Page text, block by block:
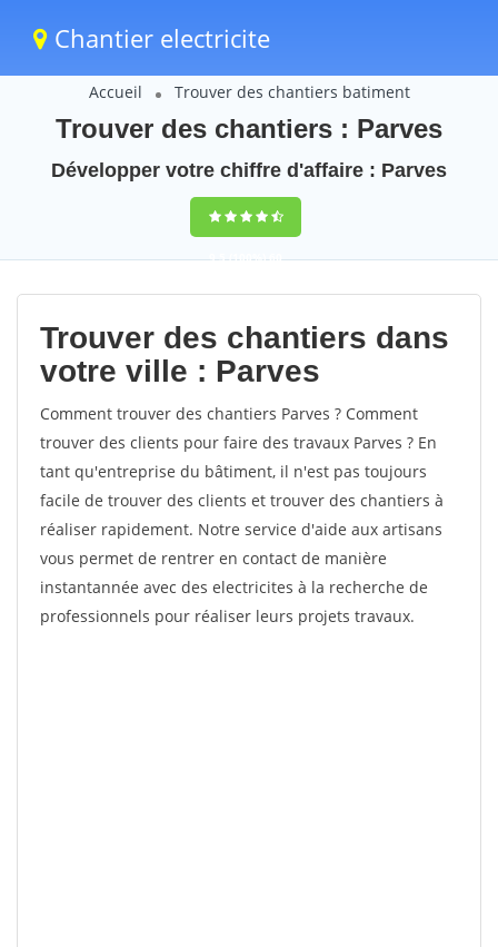
Chantier electricite
Accueil Trouver des chantiers batiment
Trouver des chantiers : Parves
Développer votre chiffre d'affaire : Parves
9,5(100%)60
votes
Trouver des chantiers dans
votre ville : Parves
Comment trouver des chantiers Parves ? Comment
trouver des clients pour faire des travaux Parves ? En
tant qu'entreprise du bâtiment, il n'est pas toujours
facile de trouver des clients et trouver des chantiers à
réaliser rapidement. Notre service d'aide aux artisans
vous permet de rentrer en contact de manière
instantannée avec des electricites à la recherche de
professionnels pour réaliser leurs projets travaux.